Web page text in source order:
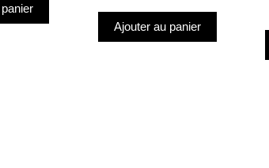
Ajouter au panier